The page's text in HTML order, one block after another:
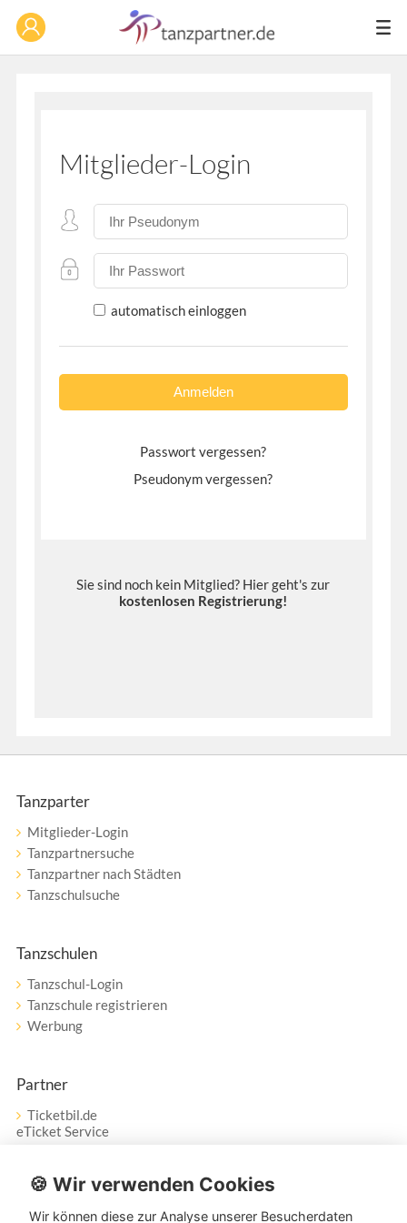
Mitglieder-Login
automatisch einloggen
Passwort vergessen?
Pseudonym vergessen?
Sie sind noch kein Mitglied? Hier geht's zur
kostenlosen Registrierung!
Tanzparter
Mitglieder-Login
Tanzpartnersuche
Tanzpartner nach Städten
Tanzschulsuche
Tanzschulen
Tanzschul-Login
Tanzschule registrieren
Werbung
Partner
Ticketbil.de
eTicket Service
Vertrag widerrufen
🍪 Wir verwenden Cookies
Wir können diese zur Analyse unserer Besucherdaten